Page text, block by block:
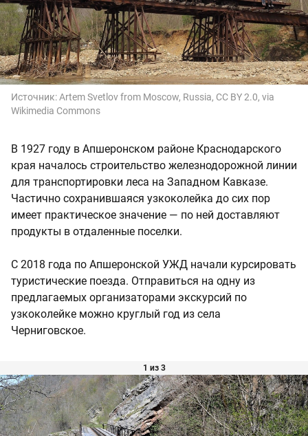
Источник:Artem Svetlov from Moscow, Russia, CC BY 2.0, via
Wikimedia Commons
В 1927 году в Апшеронском районе Краснодарского
края началось строительство железнодорожной линии
для транспортировки леса на Западном Кавказе.
Частично сохранившаяся узкоколейка до сих пор
имеет практическое значение — по ней доставляют
продукты в отдаленные поселки.
С 2018 года по Апшеронской УЖД начали курсировать
туристические поезда. Отправиться на одну из
предлагаемых организаторами экскурсий по
узкоколейке можно круглый год из села
Черниговское.
1 из 3